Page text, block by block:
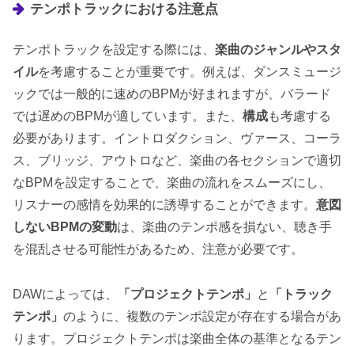
テンポトラックにおける注意点
テンポトラックを設定する際には、 楽曲のジャンルやスタ
イルを考慮することが重要です。例えば、ダンスミュージ
ックでは一般的に速めのBPMが好まれますが、バラード
では遅めのBPMが適しています。また、 構成も考慮する
必要があります。イントロダクション、ヴァース、コーラ
ス、ブリッジ、アウトロなど、楽曲の各セクションで適切
なBPMを設定することで、楽曲の流れをスムーズにし、
リスナーの感情を効果的に誘導することができます。 意図
しないBPMの変動は、楽曲のテンポ感を損ない、聴き手
を混乱させる可能性があるため、注意が必要です。
DAWによっては、 「プロジェクトテンポ」 と
「トラック
テンポ」 のように、複数のテンポ設定が存在する場合があ
ります。プロジェクトテンポは楽曲全体の基準となるテン